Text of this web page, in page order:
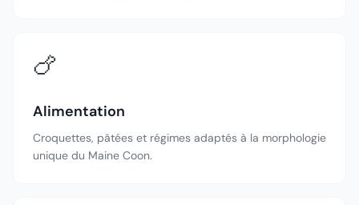
🍗
Alimentation
Croquettes, pâtées et régimes adaptés à la morphologie
unique du Maine Coon.